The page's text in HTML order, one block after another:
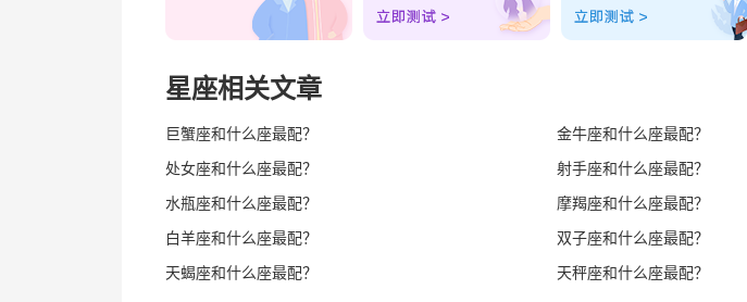
星座相关文章
巨蟹座和什么座最配？
金牛座和什么座最配？
处女座和什么座最配？
射手座和什么座最配？
水瓶座和什么座最配？
摩羯座和什么座最配？
白羊座和什么座最配？
双子座和什么座最配？
天蝎座和什么座最配？
天秤座和什么座最配？